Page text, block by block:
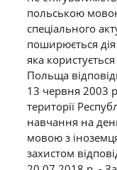
польською
спеціального
поширюється
яка
Польща
13 червня 2003
території
навчання на
мовою з
захистом